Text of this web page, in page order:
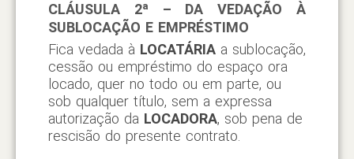
CLÁUSULA 2ª – DA VEDAÇÃO À
SUBLOCAÇÃO E EMPRÉSTIMO
Fica vedada à LOCATÁRIAa sublocação,
cessão ou empréstimo do espaço ora
locado, quer no todo ou em parte, ou
sob qualquer título, sem a expressa
autorização da LOCADORA, sob pena de
rescisão do presente contrato.